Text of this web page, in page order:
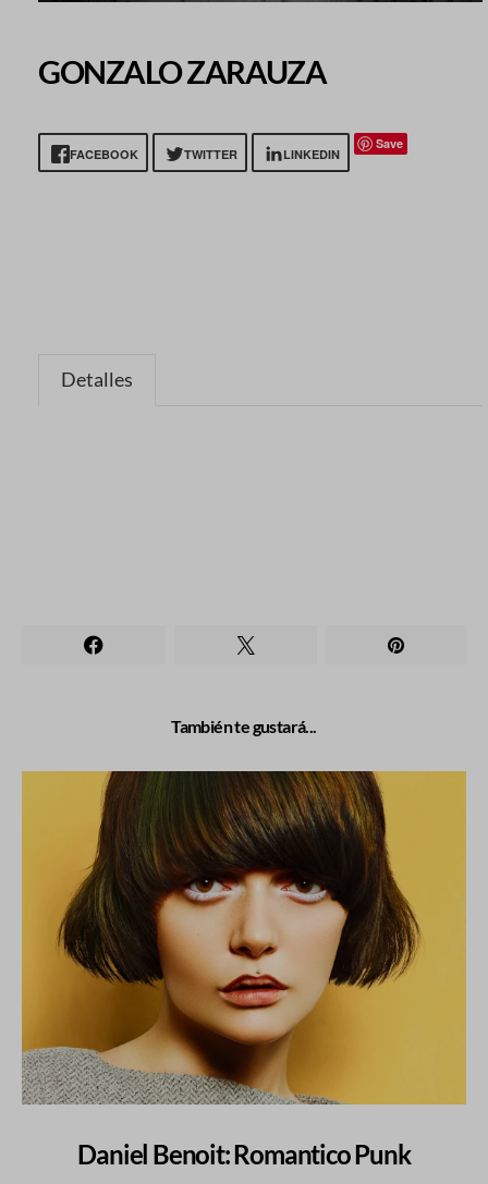
GONZALO ZARAUZA
FACEBOOK TWITTER LINKEDIN
Save
Detalles
También te gustará...
Daniel Benoit: Romantico Punk